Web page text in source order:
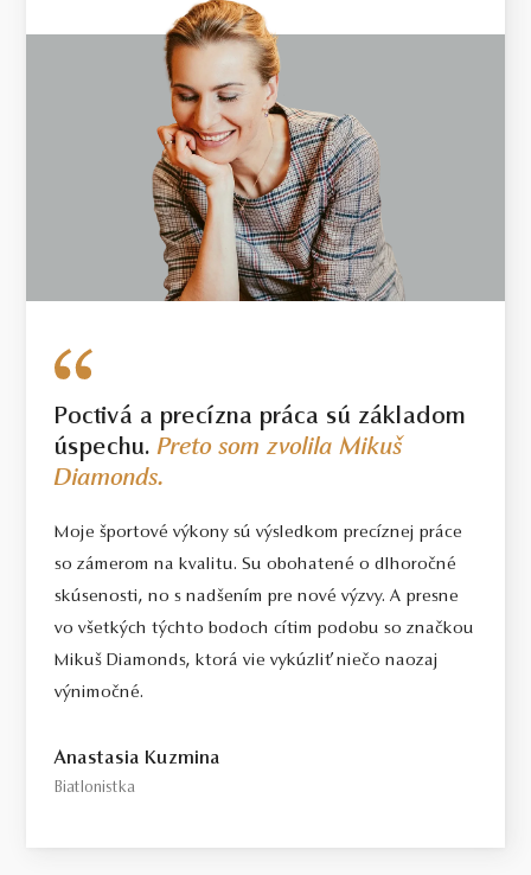
Poctivá a precízna práca sú základom
úspechu.Preto som zvolila Mikuš
Diamonds.
Moje športové výkony sú výsledkom precíznej práce
so zámerom na kvalitu. Su obohatené o dlhoročné
skúsenosti, no s nadšením pre nové výzvy. A presne
vo všetkých týchto bodoch cítim podobu so značkou
Mikuš Diamonds, ktorá vie vykúzliť niečo naozaj
výnimočné.
Anastasia Kuzmina
Biatlonistka